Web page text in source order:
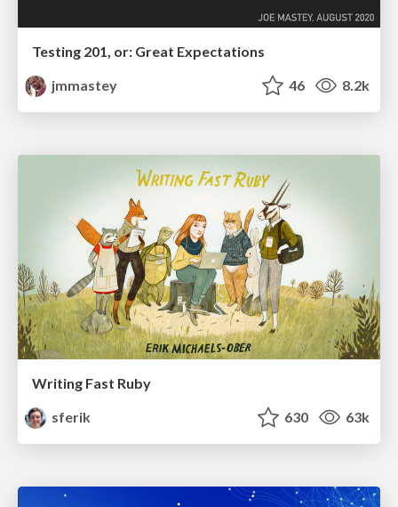
Testing 201, or: Great Expectations
jmmastey
46 8.2k
Writing Fast Ruby
sferik
630 63k